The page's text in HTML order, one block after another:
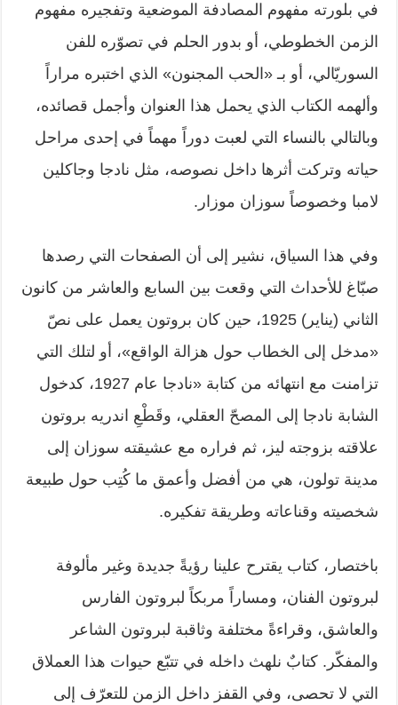
في بلورته مفهوم المصادفة الموضعية وتفجيره مفهوم
الزمن الخطوطي، أو بدور الحلم في تصوّره للفن
السوريّالي، أو بـ «الحب المجنون» الذي اختبره مراراً
وألهمه الكتاب الذي يحمل هذا العنوان وأجمل قصائده،
وبالتالي بالنساء التي لعبت دوراً مهماً في إحدى مراحل
حياته وتركت أثرها داخل نصوصه، مثل نادجا وجاكلين
لامبا وخصوصاً سوزان موزار.
وفي هذا السياق، نشير إلى أن الصفحات التي رصدها
صبّاغ للأحداث التي وقعت بين السابع والعاشر من كانون
الثاني (يناير) 1925، حين كان بروتون يعمل على نصّ
«مدخل إلى الخطاب حول هزالة الواقع»، أو لتلك التي
تزامنت مع انتهائه من كتابة «نادجا عام 1927، كدخول
الشابة نادجا إلى المصحّ العقلي، وقَطْعِ اندريه بروتون
علاقته بزوجته ليز، ثم فراره مع عشيقته سوزان إلى
مدينة تولون، هي من أفضل وأعمق ما كُتِب حول طبيعة
شخصيته وقناعاته وطريقة تفكيره.
باختصار، كتاب يقترح علينا رؤيةً جديدة وغير مألوفة
لبروتون الفنان، ومساراً مربكاً لبروتون الفارس
والعاشق، وقراءةً مختلفة وثاقبة لبروتون الشاعر
والمفكّر. كتابٌ نلهث داخله في تتبّع حيوات هذا العملاق
التي لا تحصى، وفي القفز داخل الزمن للتعرّف إلى